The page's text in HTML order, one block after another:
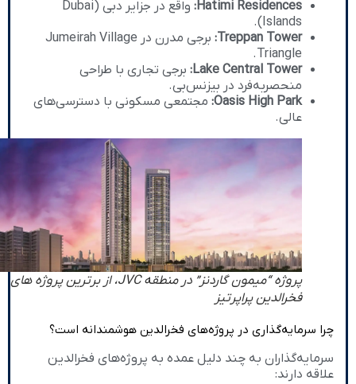
Hatimi Residences:
واقع در جزایر دبی (Dubai
Islands).
Treppan Tower:
برجی مدرن در Jumeirah Village
Triangle.
Lake Central Tower: برجی تجاری با طراحی
منحصربه‌فرد در بیزنس‌بی.
Oasis High Park: مجتمعی مسکونی با دسترسی‌های
عالی.
پروژه “میمون گاردنز” در منطقه JVC، از برترین پروژه های
فخرالدین پراپرتیز
چرا سرمایه‌گذاری در پروژه‌های فخرالدین هوشمندانه است؟
سرمایه‌گذاران به چند دلیل عمده به پروژه‌های فخرالدین
علاقه دارند: